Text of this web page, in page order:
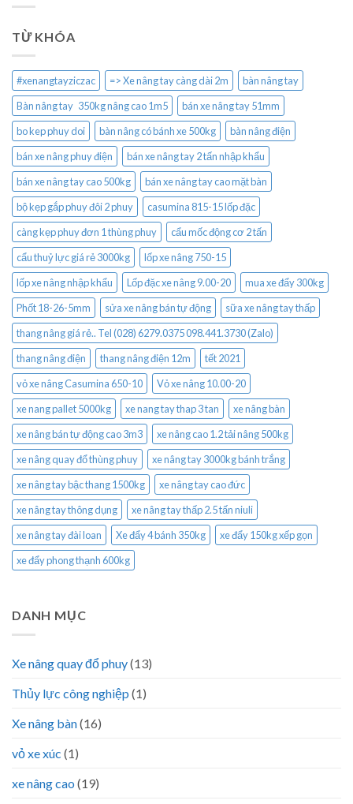
TỪ KHÓA
#xenangtayziczac => Xe nâng tay càng dài 2m
bàn nâng tay
Bàn nâng tay 350kg nâng cao 1m5
bán xe nâng tay 51mm
bo kep phuy doi
bàn nâng có bánh xe 500kg
bàn nâng điện
bán xe nâng phuy điện
bán xe nâng tay 2 tấn nhập khẩu
bán xe nâng tay cao 500kg
bán xe nâng tay cao mặt bàn
bộ kẹp gắp phuy đôi 2 phuy
casumina 815-15 lốp đặc
càng kẹp phuy đơn 1 thùng phuy
cẩu mốc động cơ 2 tấn
cẩu thuỷ lực giá rẻ 3000kg
lốp xe nâng 750-15
lốp xe nâng nhập khẩu
Lốp đặc xe nâng 9.00-20
mua xe đẩy 300kg
Phốt 18-26-5mm
sửa xe nâng bán tự động
sữa xe nâng tay thấp
thang nâng giá rẻ.. Tel (028) 6279.0375 098.441.3730 (Zalo)
thang nâng điện
thang nâng điện 12m
tết 2021
vỏ xe nâng Casumina 650-10
Vỏ xe nâng 10.00-20
xe nang pallet 5000kg
xe nang tay thap 3 tan
xe nâng bàn
xe nâng bán tự động cao 3m3
xe nâng cao 1.2 tải nâng 500kg
xe nâng quay đổ thùng phuy
xe nâng tay 3000kg bánh trắng
xe nâng tay bậc thang 1500kg
xe nâng tay cao đức
xe nâng tay thông dụng
xe nâng tay thấp 2.5 tấn niuli
xe nâng tay đài loan
Xe đẩy 4 bánh 350kg
xe đẩy 150kg xếp gọn
xe đẩy phong thạnh 600kg
DANH MỤC
Xe nâng quay đổ phuy(13)
Thủy lực công nghiệp (1)
Xe nâng bàn(16)
vỏ xe xúc (1)
xe nâng cao (19)